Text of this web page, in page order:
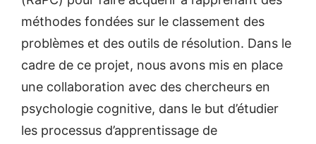
méthodes fondées sur le classement des
problèmes et des outils de résolution. Dans le
cadre de ce projet, nous avons mis en place
une collaboration avec des chercheurs en
psychologie cognitive, dans le but d’étudier
les processus d’apprentissage de